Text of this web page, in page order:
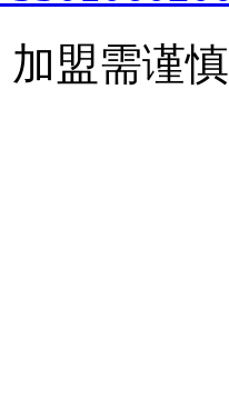
盟需谨慎